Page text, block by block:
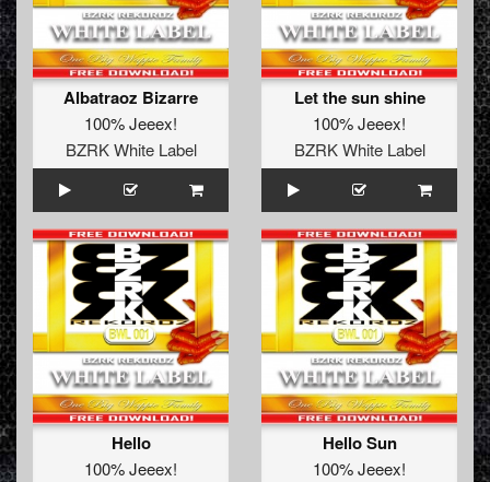
Albatraoz Bizarre
100% Jeeex!
BZRK White Label
Let the sun shine
100% Jeeex!
BZRK White Label
Hello
100% Jeeex!
Hello Sun
100% Jeeex!